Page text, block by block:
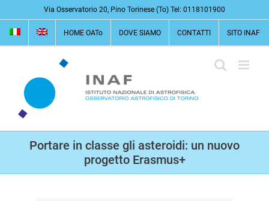
al
contenuto
Via Osservatorio 20, Pino Torinese (To) Tel: 0118101900
HOME OATo DOVE SIAMO CONTATTI SITO INAF
Portare in classe gli asteroidi: un nuovo
progetto Erasmus+